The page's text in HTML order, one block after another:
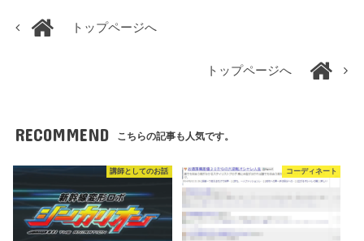
トップページへ
トップページへ
RECOMMEND こちらの記事も人気です。
講師としてのお話 コーディネート